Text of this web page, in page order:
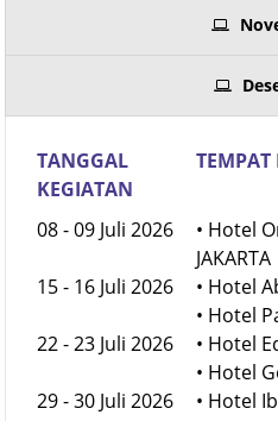
KEGIATAN
08 - 09 Juli 2026
15 - 16 Juli 2026
22 - 23 Juli 2026
• Hotel
JAKARTA
• Hotel
• Hotel
• Hotel